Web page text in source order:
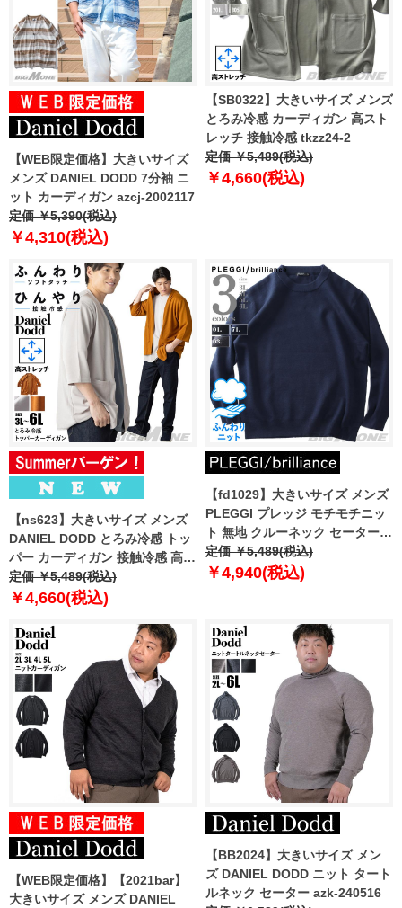
【WEB限定価格】大きいサイズ
メンズ DANIEL DODD 7分袖 ニ
ット カーディガン azcj-2002117
定価 ￥5,390(税込)
￥4,310(税込)
【SB0322】大きいサイズ メンズ
とろみ冷感 カーディガン 高スト
レッチ 接触冷感 tkzz24-2
定価 ￥5,489(税込)
￥4,660(税込)
【ns623】大きいサイズ メンズ
DANIEL DODD とろみ冷感 トッ
パー カーディガン 接触冷感 高ス
トレッチ 春夏新作 tkzz25-3
【fre】
定価 ￥5,489(税込)
￥4,660(税込)
【fd1029】大きいサイズ メンズ
PLEGGI プレッジ モチモチニッ
ト 無地 クルーネック セーター
65-87307-2
定価 ￥5,489(税込)
￥4,940(税込)
【WEB限定価格】【2021bar】
大きいサイズ メンズ DANIEL
【BB2024】大きいサイズ メン
ズ DANIEL DODD ニット タート
ルネック セーター azk-240516